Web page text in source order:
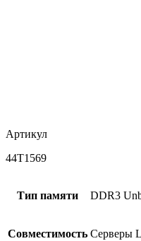
Артикул
44T1569
Тип памяти DDR3
Совместимость Серверы